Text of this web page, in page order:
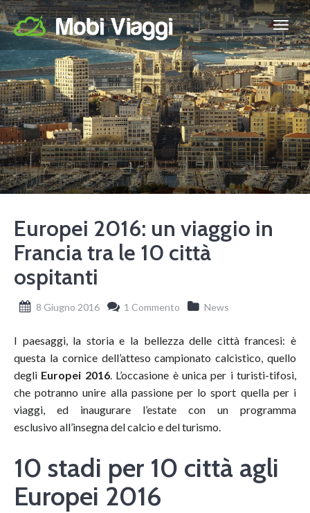
Europei 2016: un viaggio in
Francia tra le 10 città
ospitanti
8 Giugno 2016 1 Commento News
I paesaggi, la storia e la bellezza delle città francesi: è
questa la cornice dell’atteso campionato calcistico, quello
degli Europei 2016. L’occasione è unica per i turisti-tifosi,
che potranno unire alla passione per lo sport quella per i
viaggi, ed inaugurare l’estate con un programma
esclusivo all’insegna del calcio e del turismo.
10 stadi per 10 città agli
Europei 2016